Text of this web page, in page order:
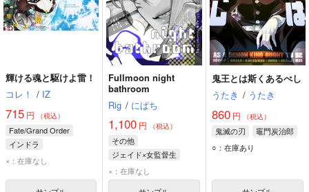
若豹いふろぐ
1,300円 （税込）
綾瀬川次郎
サンプル
きみとずっと
ちんちくりん
1,300円（税込）
鬼滅の刃
煉獄杏寿郎×竈門炭治郎
サンプル
カート
みちびきの星 上
英雄社
1,572円（税込）
叢雲カゲツ
星導ショウ
サンプル
No.7 No.7 No.7
輝ける魂と駆けよ雷！
コレ！ / IZ
715 円 （税込）
Fate/Grand Order
インドラ
藤丸立香（ぐだ男）
×：在庫なし
Fullmoon night
bathroom
Rig / にぱち
1,100 円 （税込）
その他
ジェイド×女監督生
ジェイド・リーチ
女監督生
×：在庫なし
鬼王とは斯くあるべし
うたき / うたき
860円 （税込）
鬼滅の刃
竈門炭治郎
○：在庫あり